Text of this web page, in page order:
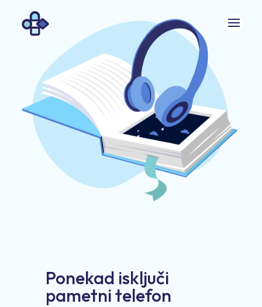
Ponekad isključi
pametni telefon